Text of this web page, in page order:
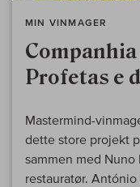
MIN VINMAGER
Profetas e
Mastermind-
dette store projekt
sammen med Nuno
restauratør.